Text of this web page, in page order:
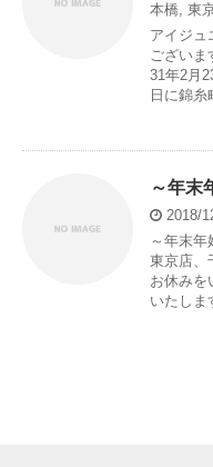
本橋, 東
アイジュ
ござい
31年2月
日に錦
～年末
2018/
～年末
東京店、
お休み
いたしま